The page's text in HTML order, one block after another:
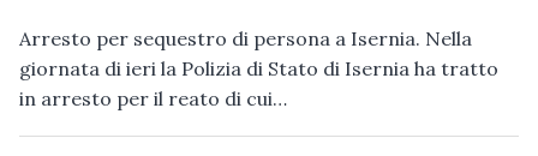
Arresto per sequestro di persona a Isernia. Nella
giornata di ieri la Polizia di Stato di Isernia ha tratto
in arresto per il reato di cui…